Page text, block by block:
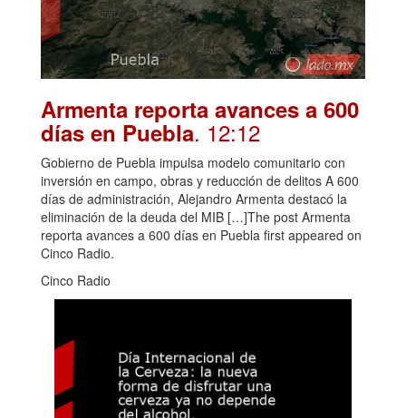
Armenta reporta avances a 600
días en Puebla. 12:12
Gobierno de Puebla impulsa modelo comunitario con
inversión en campo, obras y reducción de delitos A 600
días de administración, Alejandro Armenta destacó la
eliminación de la deuda del MIB […]The post Armenta
reporta avances a 600 días en Puebla first appeared on
Cinco Radio.
Cinco Radio